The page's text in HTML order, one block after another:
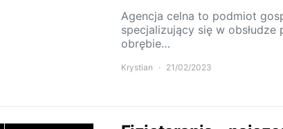
Agencja celna to podmiot
specjalizujący się w
obrębie…
Krystian 21/02/2023